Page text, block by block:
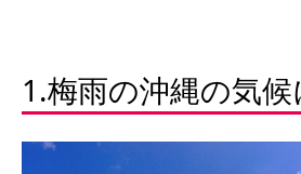
1.梅雨の沖縄の気